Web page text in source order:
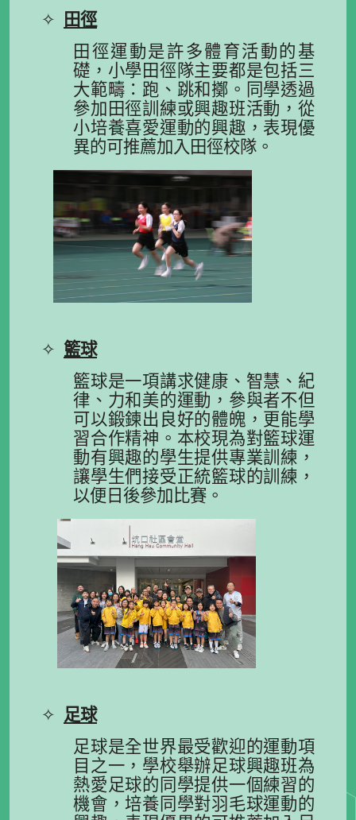
✧
田徑
田徑運動是許多體育活動的基
礎，小學田徑隊主要都是包括三
大範疇：跑、跳和擲。同學透過
參加田徑訓練或興趣班活動，從
小培養喜愛運動的興趣，表現優
異的可推薦加入田徑校隊。
✧ 籃球
籃球是一項講求健康、智慧、紀
律、力和美的運動，參與者不但
可以鍛鍊出良好的體魄，更能學
習合作精神。本校現為對籃球運
動有興趣的學生提供專業訓練，
讓學生們接受正統籃球的訓練，
以便日後參加比賽。
✧ 足球
足球是全世界最受歡迎的運動項
目之一，學校舉辦足球興趣班為
熱愛足球的同學提供一個練習的
機會， 培養同學對羽毛球運動的